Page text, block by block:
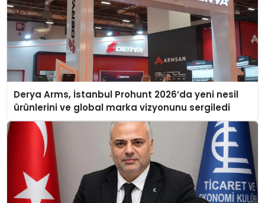
Derya Arms, İstanbul Prohunt 2026’da yeni nesil
ürünlerini ve global marka vizyonunu sergiledi